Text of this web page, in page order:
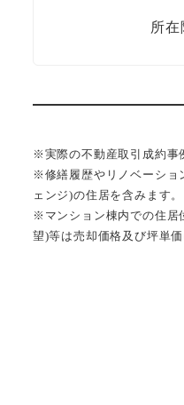
所
※実際の不動産取引成約事
※修繕履歴やリノベーショ
ェンジ)の住居を含みます。
※マンション棟内での住居
望)等は売却価格及び坪単価